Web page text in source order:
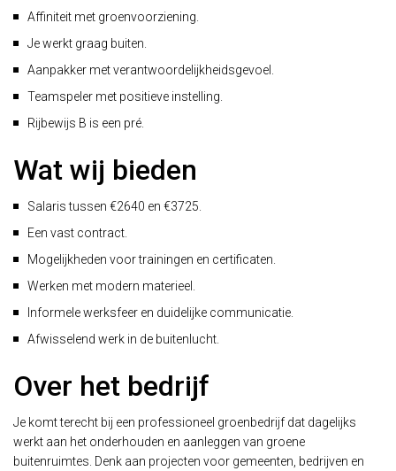
Affiniteit met groenvoorziening.
Je werkt graag buiten.
Aanpakker met verantwoordelijkheidsgevoel.
Teamspeler met positieve instelling.
Rijbewijs B is een pré.
Wat wij bieden
Salaris tussen €2640 en €3725.
Een vast contract.
Mogelijkheden voor trainingen en certificaten.
Werken met modern materieel.
Informele werksfeer en duidelijke communicatie.
Afwisselend werk in de buitenlucht.
Over het bedrijf
Je komt terecht bij een professioneel groenbedrijf dat dagelijks
werkt aan het onderhouden en aanleggen van groene
buitenruimtes. Denk aan projecten voor gemeenten, bedrijven en